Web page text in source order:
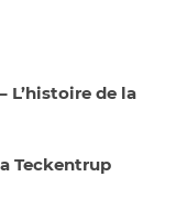
L’histoire de la
Teckentrup